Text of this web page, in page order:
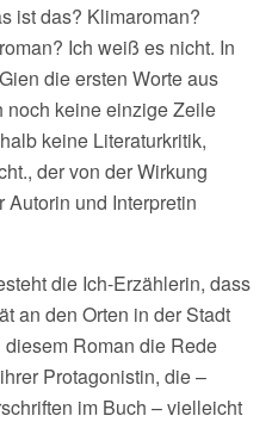
ist das? Klimaroman?
Ich weiß es nicht. In
die ersten Worte aus
noch keine einzige Zeile
keine Literaturkritik,
der von der Wirkung
und Interpretin
die Ich-Erzählerin, dass
an den Orten in der Stadt
Roman die Rede
Protagonistin, die –
im Buch – vielleicht